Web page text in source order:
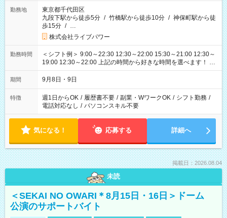
勤務地
東京都千代田区
九段下駅から徒歩5分 / 竹橋駅から徒歩10分 / 神保町駅から徒
歩15分 / …
株式会社ライブパワー
勤務時間
＜シフト例＞ 9:00～22:30 12:30～22:00 15:30～21:00 12:30～
19:00 12:30～22:00 上記の時間から好きな時間を選べます！ ※
時間は変更となる可能性があります
期間 9月8日・9日
特徴 週1日からOK / 履歴書不要 / 副業・WワークOK / シフト勤務 /
電話対応なし / パソコンスキル不要
気になる！ 応募する 詳細へ
掲載日：2026.08.04
未読
＜SEKAI NO OWARI＊8月15日・16日＞ドーム
公演のサポートバイト